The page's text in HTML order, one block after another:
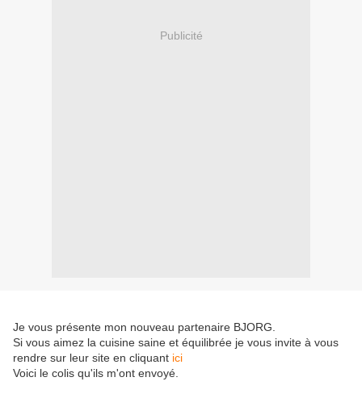
Publicité
Je vous présente mon nouveau partenaire BJORG.
Si vous aimez la cuisine saine et équilibrée je vous invite à vous
rendre sur leur site en cliquant ici
Voici le colis qu'ils m'ont envoyé.